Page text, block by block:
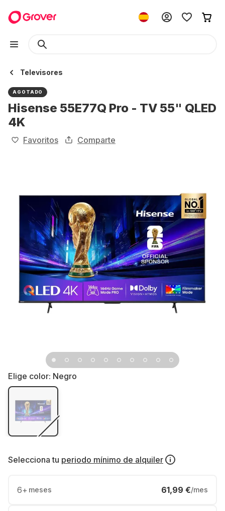
Televisores
AGOTADO
Hisense 55E77Q Pro - TV 55" QLED
4K
Favoritos Comparte
Elige color: Negro
Selecciona tu periodo mínimo de alquiler
6+ meses 61,99 €/mes